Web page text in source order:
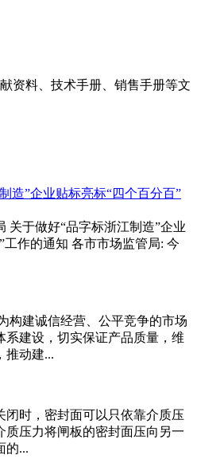
资料、技术手册、销售手册等文
造”企业贴标亮标“四个百分百”
关于做好“品字标浙江制造”企业
工作的通知 各市市场监管局: 今
构建诚信经营、公平竞争的市场
系建设，切实保证产品质量，维
推动建...
闭时，密封面可以只依靠介质压
质压力将闸板的密封面压向另一
的...